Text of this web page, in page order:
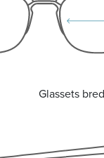
Glassets